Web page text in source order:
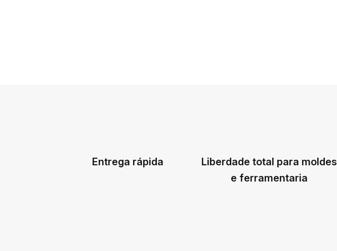
Entrega rápida
Liberdade total para moldes
e ferramentaria